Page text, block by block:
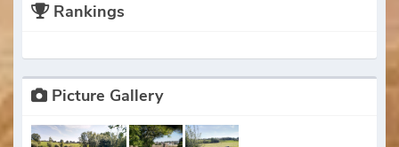
Rankings
Picture Gallery